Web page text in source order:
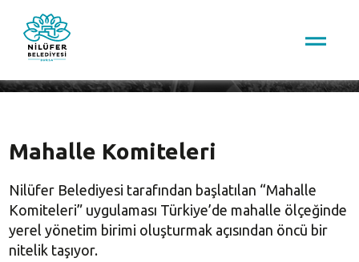
Mahalle Komiteleri
Mahalle Komiteleri
Nilüfer Belediyesi tarafından başlatılan “Mahalle
Komiteleri” uygulaması Türkiye’de mahalle ölçeğinde
yerel yönetim birimi oluşturmak açısından öncü bir
nitelik taşıyor.